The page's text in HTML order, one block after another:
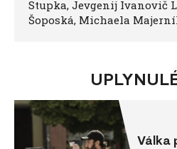
Stupka, Jevgenij Ivanovič
Šoposká, Michaela
Válka